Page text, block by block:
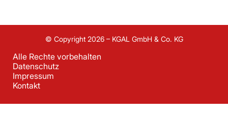
© Copyright 2026 – KGAL GmbH & Co. KG
Alle Rechte vorbehalten
Datenschutz
Impressum
Kontakt